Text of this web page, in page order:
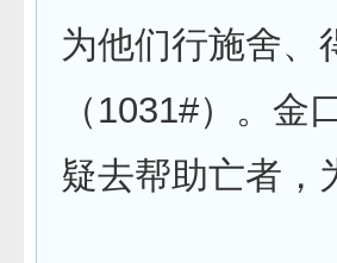
为他们行施舍、
（1031#）。金
疑去帮助亡者，